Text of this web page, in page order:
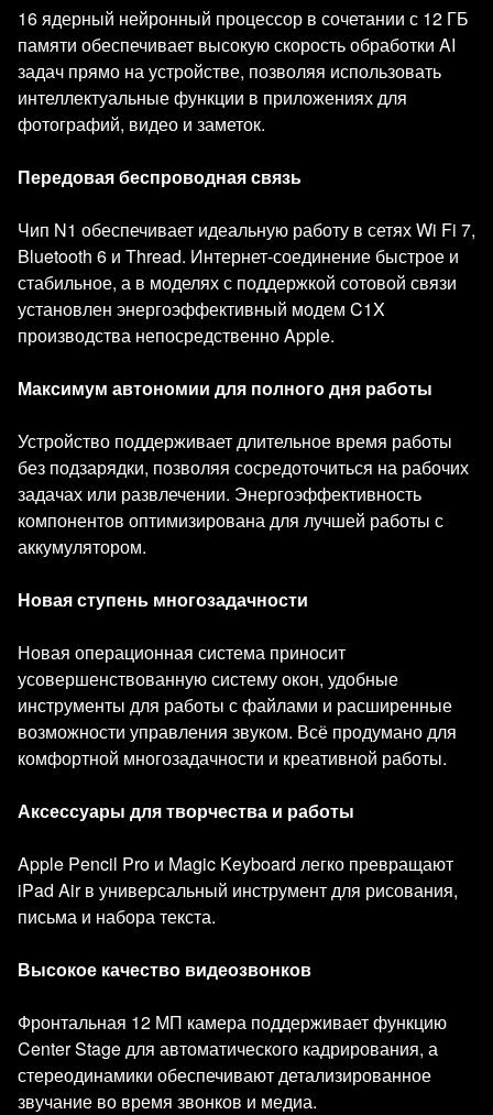
16 ядерный нейронный процессор в сочетании с 12 ГБ
памяти обеспечивает высокую скорость обработки AI
задач прямо на устройстве, позволяя использовать
интеллектуальные функции в приложениях для
фотографий, видео и заметок.
Передовая беспроводная связь
Чип N1 обеспечивает идеальную работу в сетях Wi Fi 7,
Bluetooth 6 и Thread. Интернет-соединение быстрое и
стабильное, а в моделях с поддержкой сотовой связи
установлен энергоэффективный модем C1X
производства непосредственно Apple.
Максимум автономии для полного дня работы
Устройство поддерживает длительное время работы
без подзарядки, позволяя сосредоточиться на рабочих
задачах или развлечении. Энергоэффективность
компонентов оптимизирована для лучшей работы с
аккумулятором.
Новая ступень многозадачности
Новая операционная система приносит
усовершенствованную систему окон, удобные
инструменты для работы с файлами и расширенные
возможности управления звуком. Всё продумано для
комфортной многозадачности и креативной работы.
Аксессуары для творчества и работы
Apple Pencil Pro и Magic Keyboard легко превращают
iPad Air в универсальный инструмент для рисования,
письма и набора текста.
Высокое качество видеозвонков
Фронтальная 12 МП камера поддерживает функцию
Center Stage для автоматического кадрирования, а
стереодинамики обеспечивают детализированное
звучание во время звонков и медиа.